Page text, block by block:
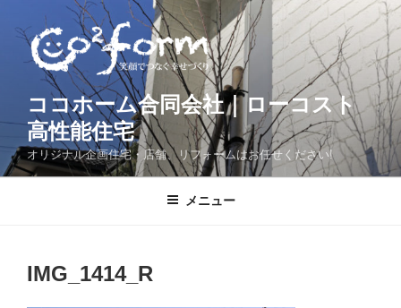
キ
ッ
ココホーム合同会社｜ローコスト
高性能住宅
オリジナル企画住宅・店舗、リフォームはお任せください!
メニュー
IMG_1414_R